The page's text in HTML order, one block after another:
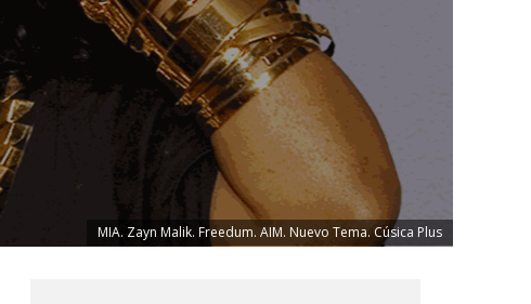
MIA. Zayn Malik. Freedum. AIM. Nuevo Tema. Cúsica Plus